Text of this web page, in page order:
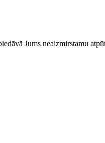
Jums neaizmirstamu